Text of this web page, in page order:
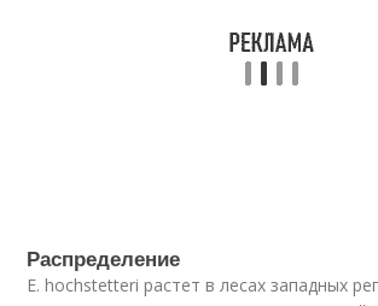
Распределение
E. hochstetteri растет в лесах западных